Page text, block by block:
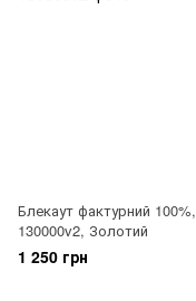
Блекаут фактурний 100%,
130000v2, Золотий
1 250 грн